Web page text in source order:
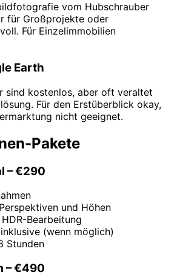
vom Hubschrauber
für Großprojekte oder
Für Einzelimmobilien
Earth
sind kostenlos, aber oft veraltet
Für den Erstüberblick okay,
nicht geeignet.
Pakete
– €290
und Höhen
Bearbeitung
(wenn möglich)
Stunden
– €490